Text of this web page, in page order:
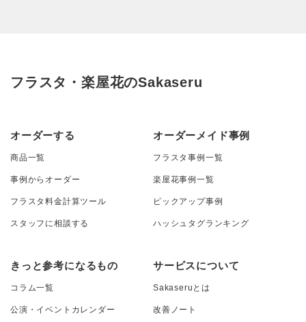
フラスタ・楽屋花のSakaseru
オーダーする
商品一覧
事例からオーダー
フラスタ料金計算ツール
スタッフに相談する
オーダーメイド事例
フラスタ事例一覧
楽屋花事例一覧
ピックアップ事例
ハッシュタグランキング
きっと参考になるもの
コラム一覧
公演・イベントカレンダー
サービスについて
Sakaseruとは
改善ノート